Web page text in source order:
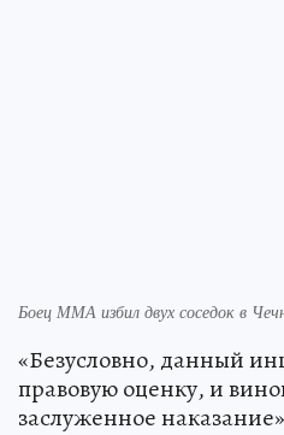
Боец ММА избил двух соседок в
«Безусловно, данный
правовую оценку, и
заслуженное